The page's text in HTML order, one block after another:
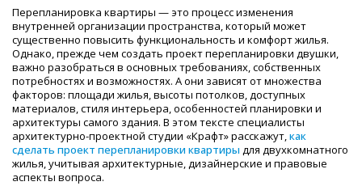
Перепланировка квартиры — это процесс изменения
внутренней организации пространства, который может
существенно повысить функциональность и комфорт жилья.
Однако, прежде чем создать проект перепланировки двушки,
важно разобраться в основных требованиях, собственных
потребностях и возможностях. А они зависят от множества
факторов: площади жилья, высоты потолков, доступных
материалов, стиля интерьера, особенностей планировки и
архитектуры самого здания. В этом тексте специалисты
архитектурно-проектной студии «Крафт» расскажут,как
сделать проект перепланировки квартиры для двухкомнатного
жилья, учитывая архитектурные, дизайнерские и правовые
аспекты вопроса.